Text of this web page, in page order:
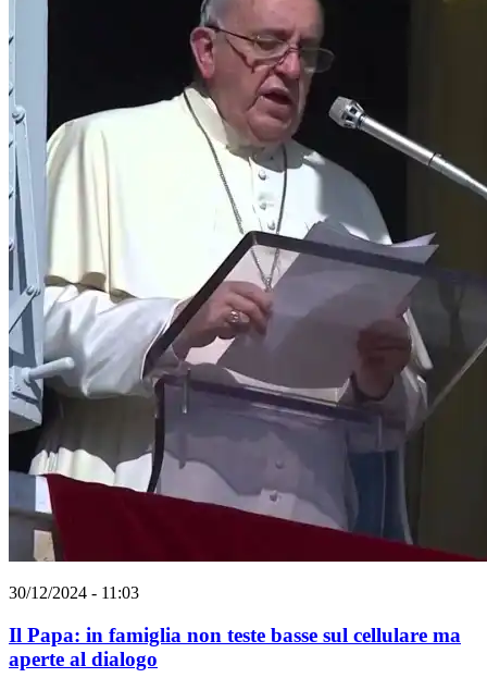
30/12/2024 - 11:03
Il Papa: in famiglia non teste basse sul cellulare ma
aperte al dialogo